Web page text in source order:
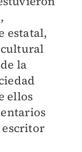
estatal,
la
ellos
escritor